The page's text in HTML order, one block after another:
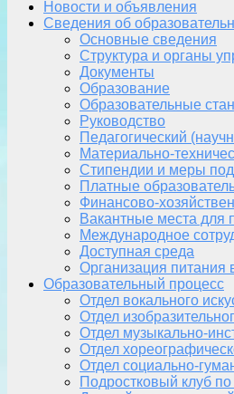
Новости и объявления
Сведения об
Основные сведения
Структура и органы
Документы
Образование
Образовательные
Руководство
Педагогический
Материально-
Стипендии и меры
Платные
Финансово-
Вакантные места для
Международное
Доступная среда
Организация питания
Образовательный процесс
Отдел вокального
Отдел
Отдел музыкально-
Отдел
Отдел социально-
Подростковый клуб по